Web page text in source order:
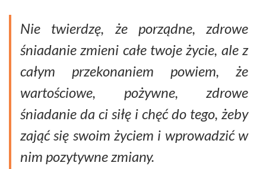
Nie twierdzę, że porządne, zdrowe
śniadanie zmieni całe twoje życie, ale z
całym przekonaniem powiem, że
wartościowe, pożywne, zdrowe
śniadanie da ci siłę i chęć do tego, żeby
zająć się swoim życiem i wprowadzić w
nim pozytywne zmiany.